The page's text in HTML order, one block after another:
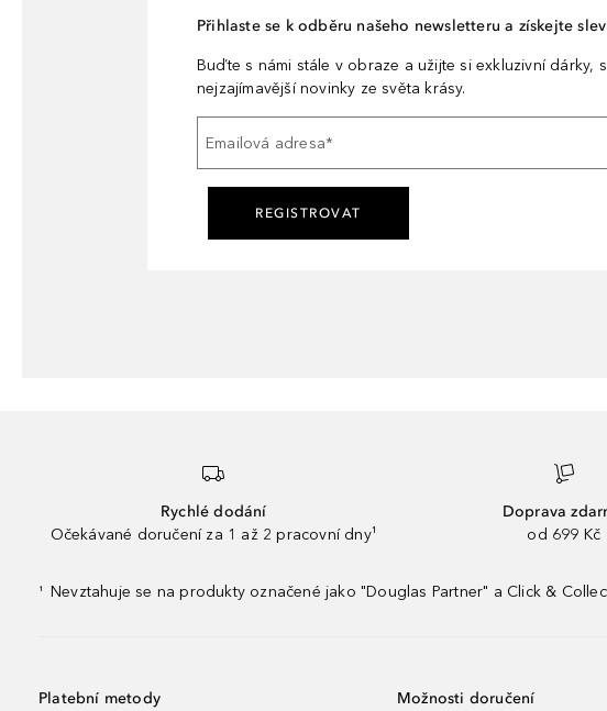
Přihlaste se k odběru našeho newsletteru a získejte
Buďte s námi stále v obraze a užijte si exkluzivní dárky,
nejzajímavější novinky ze světa krásy.
Emailová adresa*
REGISTROVAT
Rychlé dodání
Očekávané doručení za 1 až 2 pracovní dny¹
Doprava
od 699 Kč
¹ Nevztahuje se na produkty označené jako "Douglas Partner" a Click &
Platební metody Možnosti doručení